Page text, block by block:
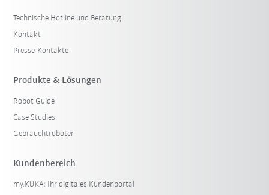
Technische Hotline und Beratung
Kontakt
Presse-Kontakte
Produkte & Lösungen
Robot Guide
Case Studies
Gebrauchtroboter
Kundenbereich
my.KUKA: Ihr digitales Kundenportal